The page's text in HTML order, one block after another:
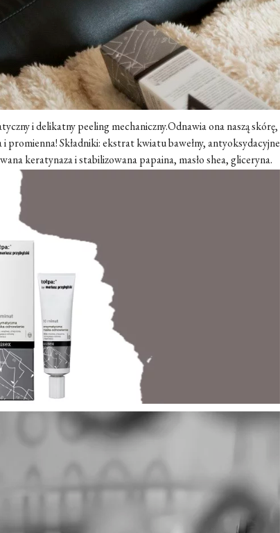
i delikatny peeling mechaniczny.Odnawia ona naszą skórę,
promienna! Składniki: ekstrat kwiatu bawełny, antyoksydacyjne
keratynaza i stabilizowana papaina, masło shea, gliceryna.